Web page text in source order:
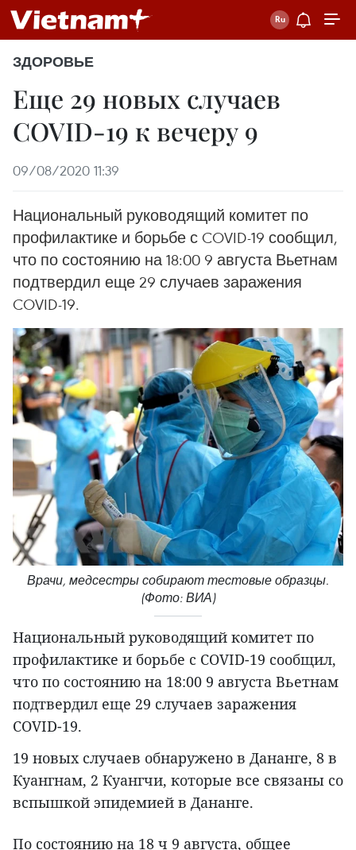
ЗДОРОВЬЕ
Еще 29 новых случаев
COVID-19 к вечеру 9
09/08/2020 11:39
Национальный руководящий комитет по
профилактике и борьбе с COVID-19 сообщил,
что по состоянию на 18:00 9 августа Вьетнам
подтвердил еще 29 случаев заражения
COVID-19.
Врачи, медсестры собирают тестовые образцы.
(Фото: ВИА)
Национальный руководящий комитет по
профилактике и борьбе с COVID-19 сообщил,
что по состоянию на 18:00 9 августа Вьетнам
подтвердил еще 29 случаев заражения
COVID-19.
19 новых случаев обнаружено в Дананге, 8 в
Куангнам, 2 Куангчи, которые все связаны со
вспышкой эпидемией в Дананге.
По состоянию на 18 ч 9 августа, общее